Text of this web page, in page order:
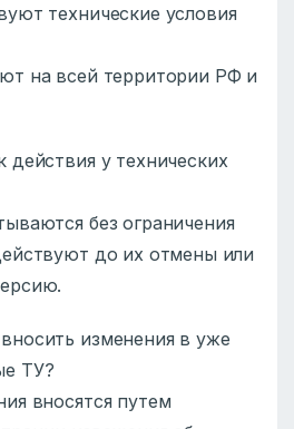
технические условия
на всей территории РФ и
действия у технических
без ограничения
до их отмены или
изменения в уже
ТУ?
вносятся путем